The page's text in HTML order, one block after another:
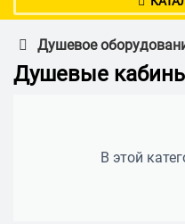
Душевое
Душевые
В этой